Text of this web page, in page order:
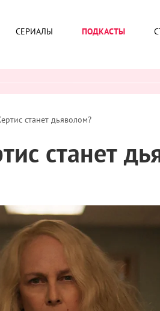
СЕРИАЛЫ ПОДКАСТЫ
станет дьяволом?
станет